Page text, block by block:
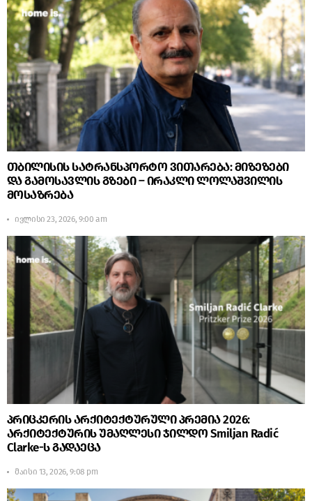
თბილისის სატრანსპორტო ვითარება: მიზეზები
და გამოსავლის გზები – ირაკლი ლოლაშვილის
მოსაზრება
ივლისი 23, 2026, 9:00 am
პრიცკერის არქიტექტურული პრემია 2026:
არქიტექტურის უმაღლესი ჯილდო Smiljan Radić
Clarke-ს გადაეცა
მაისი 13, 2026, 9:08 pm